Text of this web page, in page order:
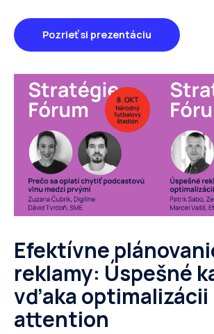
Pozrieť si prezentáciu
Efektívne
reklamy: Úspešné
vďaka optimalizácii
attention